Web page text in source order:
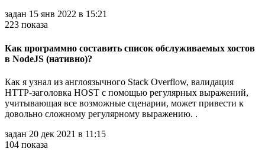
задан 15 янв 2022 в 15:21
223 показа
Как программно составить список обслуживаемых хостов
в NodeJS (нативно)?
Как я узнал из англоязычного Stack Overflow, валидация
HTTP-заголовка HOST с помощью регулярных выражений,
учитывающая все возможные сценарии, может привести к
довольно сложному регулярному выражению. .
задан 20 дек 2021 в 11:15
104 показа